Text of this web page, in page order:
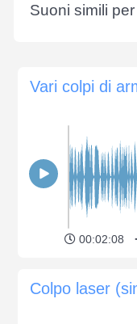
Suoni simili
Vari colpi di
00:02:08
Colpo laser